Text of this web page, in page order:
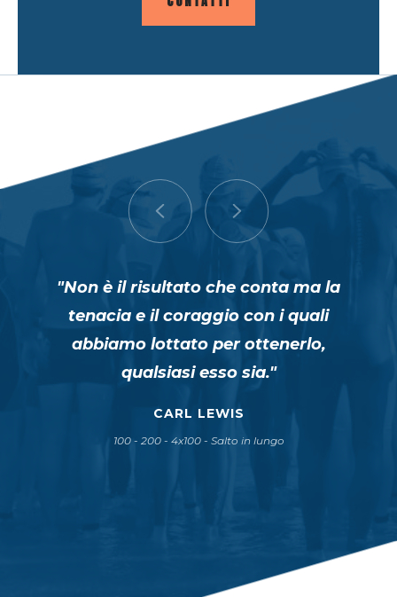
"Non è il risultato che conta ma la
tenacia e il coraggio con i quali
abbiamo lottato per ottenerlo,
qualsiasi esso sia."
CARL LEWIS
100 - 200 - 4x100 - Salto in lungo